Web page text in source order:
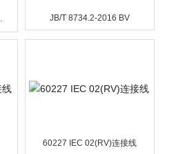
JB/T 8734.2-2016 BV
60227 IEC 02(RV)连接线